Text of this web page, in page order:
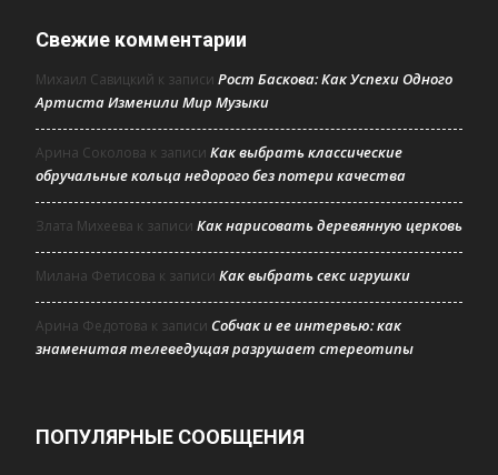
Свежие комментарии
Михаил Савицкий к записи Рост Баскова: Как Успехи Одного
Артиста Изменили Мир Музыки
Арина Соколова к записи Как выбрать классические
обручальные кольца недорого без потери качества
Злата Михеева к записи Как нарисовать деревянную церковь
Милана Фетисова к записи Как выбрать секс игрушки
Арина Федотова к записи Собчак и ее интервью: как
знаменитая телеведущая разрушает стереотипы
ПОПУЛЯРНЫЕ СООБЩЕНИЯ